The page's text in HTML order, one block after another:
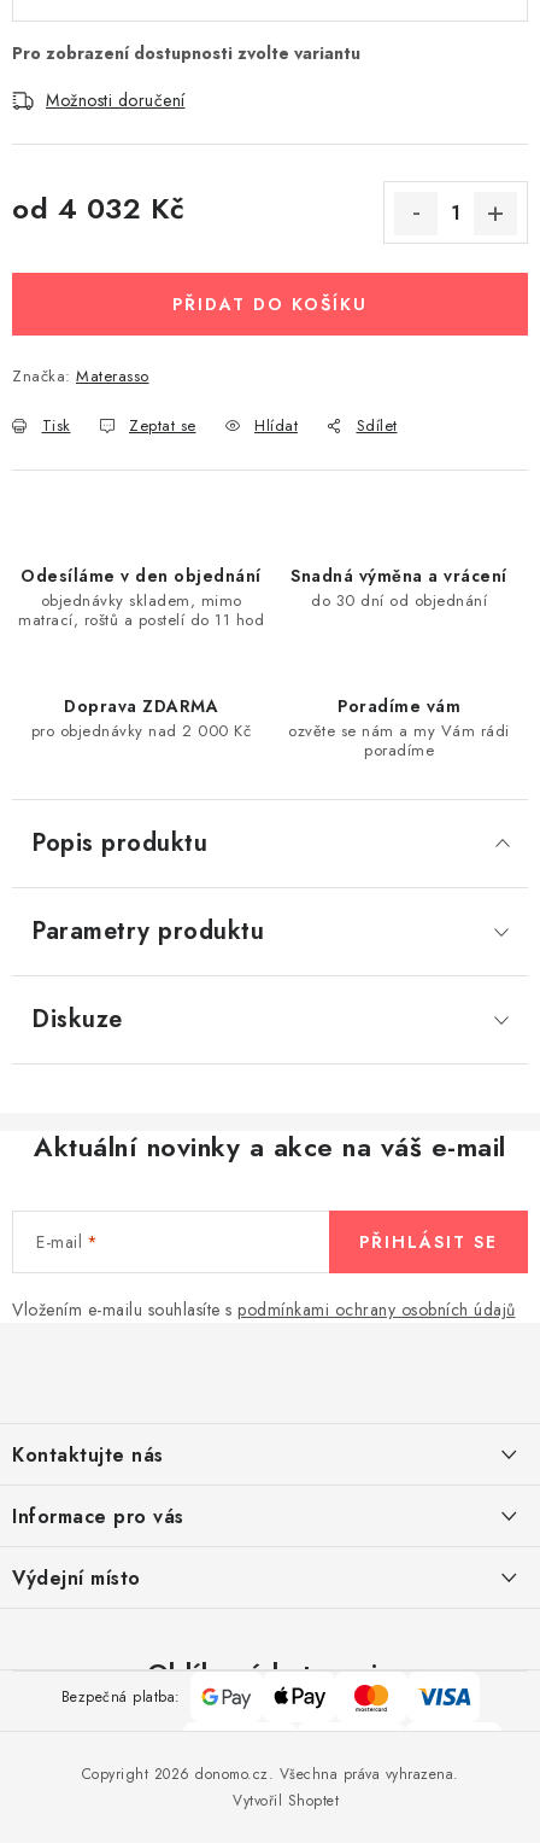
Možnosti doručení
od 4 032 Kč
PŘIDAT DO KOŠÍKU
Značka: Materasso
Tisk Zeptat se Hlídat Sdílet
Odesíláme v den objednání
objednávky skladem, mimo
matrací, roštů a postelí do 11 hod
Snadná výměna a vrácení
do 30 dní od objednání
Doprava ZDARMA
pro objednávky nad 2 000 Kč
Poradíme vám
ozvěte se nám a my Vám rádi
poradíme
Popis produktu
Parametry produktu
Diskuze
Aktuální novinky a akce na váš e-mail
E-mail
Vložením e-mailu souhlasíte s podmínkami ochrany osobních údajů
PŘIHLÁSIT SE
aKontaktujte nás
Pomůžeme vám s výběrem
Potřebujete s něčím poradit? Jsme tu pro vás!
Informace pro vás
Kontakty
Obchodní podmínky
Výdejní místo
Oblíbené kategorie
Povlečení
Nábytek
Deky
Bezpečná platba:
Pay
Apple
Pay
Mastercard
Vytvořil Shoptet
Copyright 2026 donomo.cz. Všechna práva vyhrazena.